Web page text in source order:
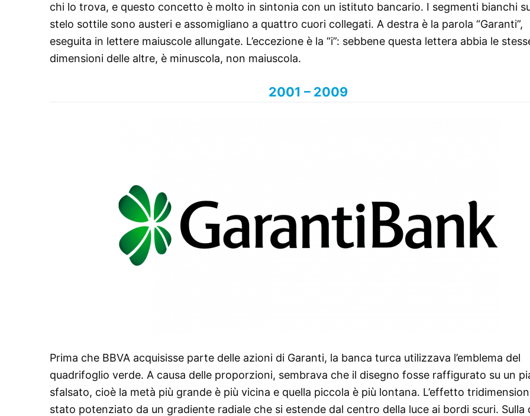
chi lo trova, e questo concetto è molto in sintonia con un istituto bancario. I segmenti bianchi
stelo sottile sono austeri e assomigliano a quattro cuori collegati. A destra è la parola “Garanti”,
eseguita in lettere maiuscole allungate. L’eccezione è la “i”: sebbene questa lettera abbia le
dimensioni delle altre, è minuscola, non maiuscola.
2001 – 2009
Prima che BBVA acquisisse parte delle azioni di Garanti, la banca turca utilizzava l’emblema del
quadrifoglio verde. A causa delle proporzioni, sembrava che il disegno fosse raffigurato su un
sfalsato, cioè la metà più grande è più vicina e quella piccola è più lontana. L’effetto
stato potenziato da un gradiente radiale che si estende dal centro della luce ai bordi scuri. Sulla